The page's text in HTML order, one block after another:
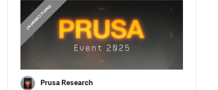
GUIDE
,
IN PRIMO PIANO
Prusa Research